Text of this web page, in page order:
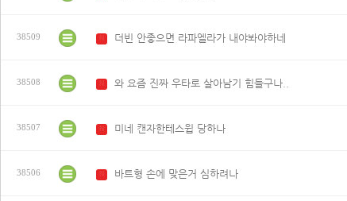
38509 더빈 안좋으면 라파엘라가 내야봐야하네
38508 와 요즘 진짜 우타로 살아남기 힘들구나..
38507 미네 캔자한테스윕 당하나
38506 바트형 손에 맞은거 심하려나